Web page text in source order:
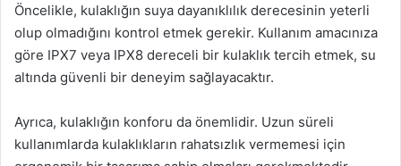
Öncelikle, kulaklığın suya dayanıklılık derecesinin yeterli
olup olmadığını kontrol etmek gerekir. Kullanım amacınıza
göre IPX7 veya IPX8 dereceli bir kulaklık tercih etmek, su
altında güvenli bir deneyim sağlayacaktır.
Ayrıca, kulaklığın konforu da önemlidir. Uzun süreli
kullanımlarda kulaklıkların rahatsızlık vermemesi için